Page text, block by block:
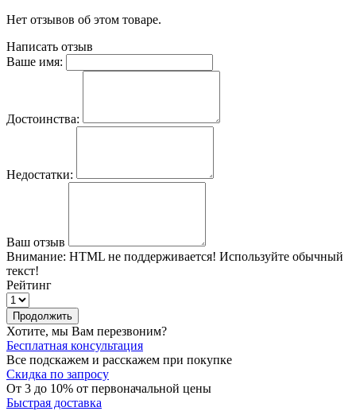
Нет отзывов об этом товаре.
Написать отзыв
Ваше имя:
Достоинства:
Недостатки:
Ваш отзыв
Внимание: HTML не поддерживается! Используйте обычный
текст!
Рейтинг
Продолжить
Хотите, мы Вам перезвоним?
Бесплатная консультация
Все подскажем и расскажем при покупке
Скидка по запросу
От 3 до 10% от первоначальной цены
Быстрая доставка